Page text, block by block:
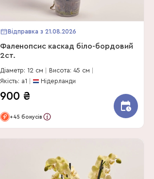
Відправка з 21.08.2026
Фаленопсис каскад біло-бордовий
2ст.
Діаметр: 12 см
Висота: 45 см
Якість: a1
Нідерланди
900 ₴
+45 бонусів